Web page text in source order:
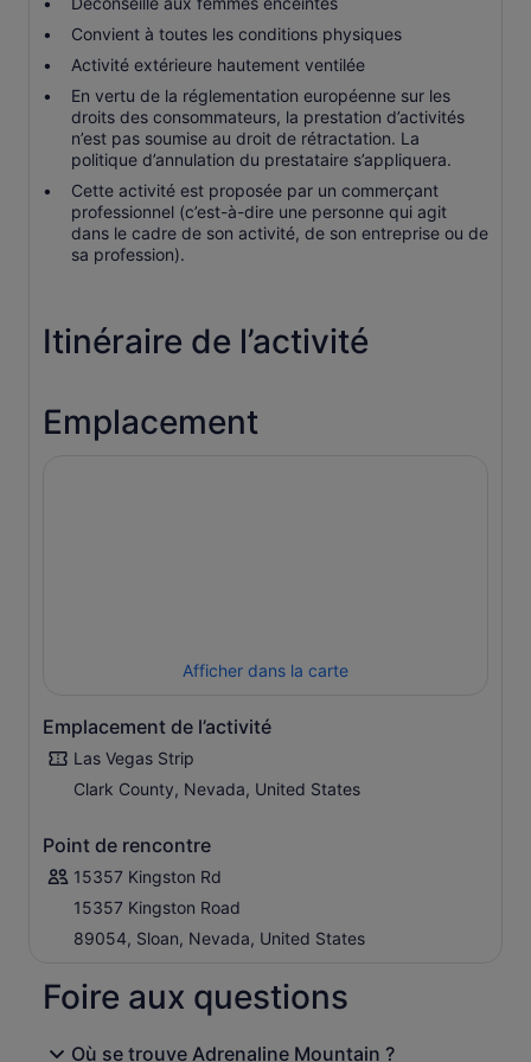
Convient à toutes les conditions physiques
Activité extérieure hautement ventilée
En vertu de la réglementation européenne sur les
droits des consommateurs, la prestation d’activités
n’est pas soumise au droit de rétractation. La
politique d’annulation du prestataire s’appliquera.
Cette activité est proposée par un commerçant
professionnel (c’est-à-dire une personne qui agit
dans le cadre de son activité, de son entreprise ou de
sa profession).
Itinéraire de l’activité
Emplacement
Afficher dans la carte
Emplacement de l’activité
Las Vegas Strip
Clark County, Nevada, United States
Point de rencontre
15357 Kingston Rd
15357 Kingston Road
89054, Sloan, Nevada, United States
Foire aux questions
Où se trouve Adrenaline Mountain ?